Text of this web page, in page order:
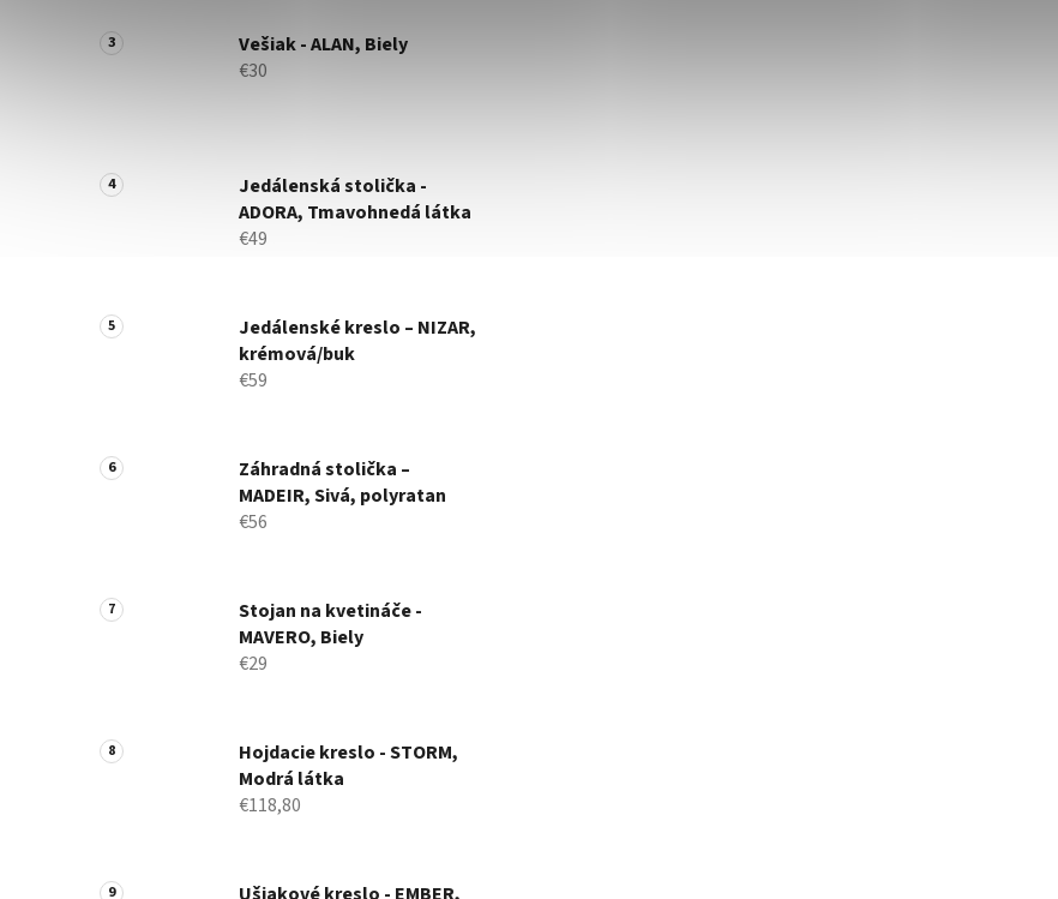
Vešiak - ALAN, Biely
€30
Jedálenská stolička -
ADORA, Tmavohnedá látka
€49
Jedálenské kreslo – NIZAR,
krémová/buk
€59
Záhradná stolička –
MADEIR, Sivá, polyratan
€56
Stojan na kvetináče -
MAVERO, Biely
€29
Hojdacie kreslo - STORM,
Modrá látka
€118,80